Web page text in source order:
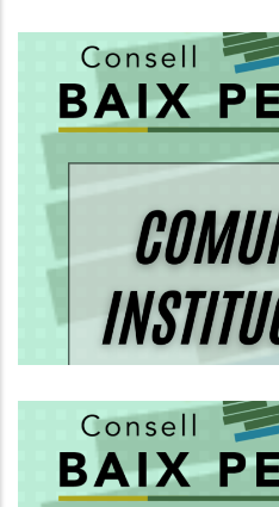
El Consell
Penedès
Recollida